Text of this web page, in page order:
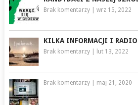
Brak komentarzy| wrz 15, 2022
KILKA INFORMACJI I
Brak komentarzy| lut 13, 2022
Brak komentarzy| maj 21, 2020